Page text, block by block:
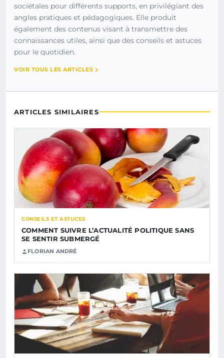
sociétales pour différents supports, en privilégiant des
angles pratiques et pédagogiques. Elle produit
également des contenus visant à transmettre des
connaissances utiles, ainsi que des conseils et astuces
pour le quotidien.
VOIR TOUS LES ARTICLES
ARTICLES SIMILAIRES
CONSEILS ET ASTUCES
COMMENT SUIVRE L’ACTUALITÉ POLITIQUE SANS
SE SENTIR SUBMERGÉ
FLORIAN ANDRÉ